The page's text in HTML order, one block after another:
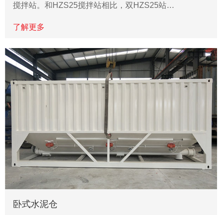
搅拌站。和HZS25搅拌站相比，双HZS25站…
了解更多
卧式水泥仓